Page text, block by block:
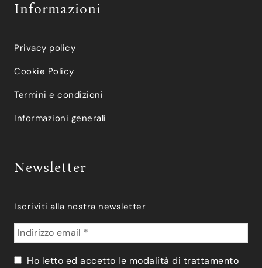
Informazioni
Privacy policy
Cookie Policy
Termini e condizioni
Informazioni generali
Newsletter
Iscriviti alla nostra newsletter
Ho letto ed accetto le modalità di trattamento